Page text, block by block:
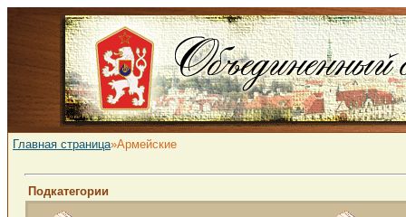
Главная страница»Армейские
Подкатегории